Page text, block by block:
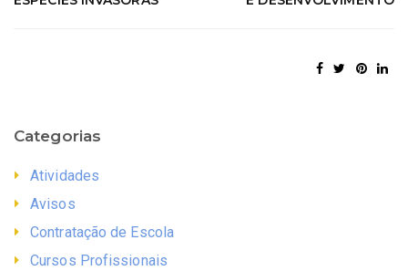
Categorias
Atividades
Avisos
Contratação de Escola
Cursos Profissionais